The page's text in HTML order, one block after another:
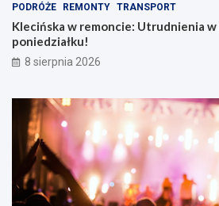
PODRÓŻE REMONTY TRANSPORT
Klecińska w remoncie: Utrudnienia w
poniedziałku!
8 sierpnia 2026